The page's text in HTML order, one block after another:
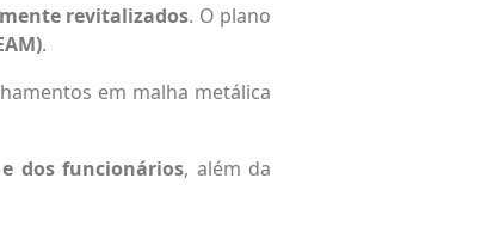
revitalizados. O plano
.
em malha metálica
dos funcionários, além da